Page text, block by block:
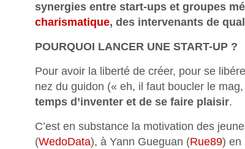
synergies entre start-ups et groupes
charismatique, des intervenants de
POURQUOI LANCER UNE START-UP ?
Pour avoir la liberté de créer, pour se
nez du guidon (« eh, il faut boucler le
temps d’inventer et de se faire plaisir.
C’est en substance la motivation des
(WedoData), à Yann Gueguan (Rue89) en